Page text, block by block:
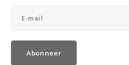
Abonneer